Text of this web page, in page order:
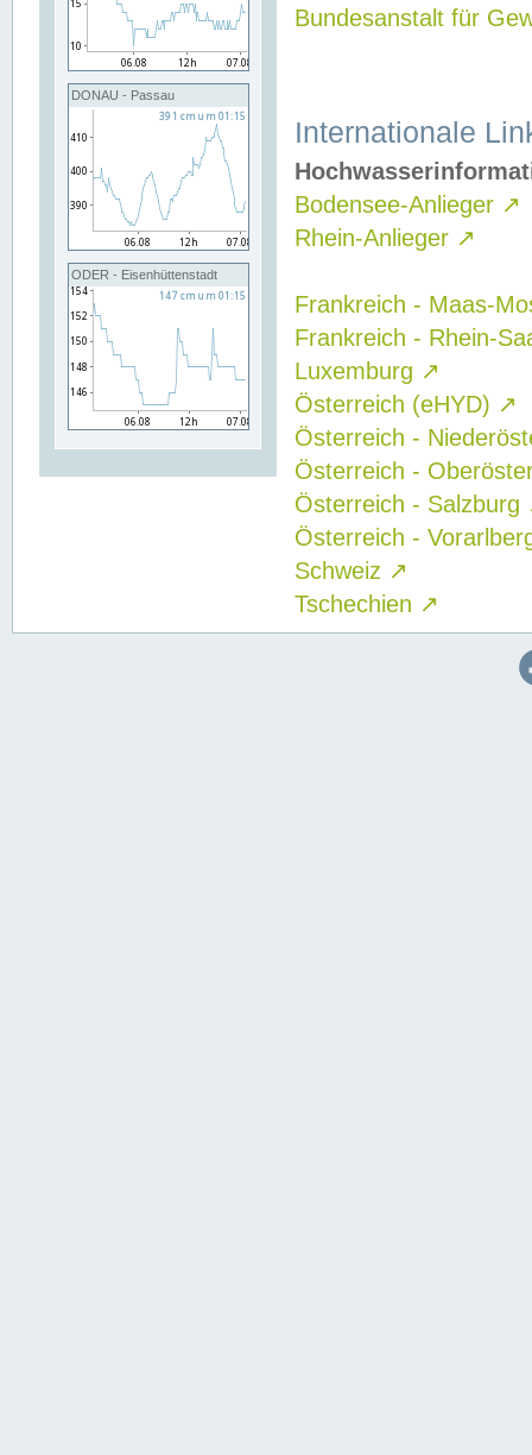
DONAU - Passau
ODER - Eisenhüttenstadt
Bundesanstalt für
Internationale
Bodensee-Anlieger ↗
Rhein-Anlieger ↗
Frankreich - Maas-
Frankreich - Rhein-
Luxemburg ↗
Österreich (eHYD) ↗
Österreich -
Österreich -
Österreich - Salzburg
Österreich -
Schweiz ↗
Tschechien ↗